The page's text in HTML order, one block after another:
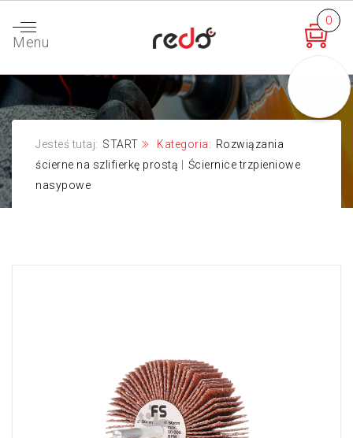
Menu
0
Jesteś tutaj: START Kategoria: Rozwiązania
ścierne na szlifierkę prostą
Ściernice trzpieniowe
nasypowe